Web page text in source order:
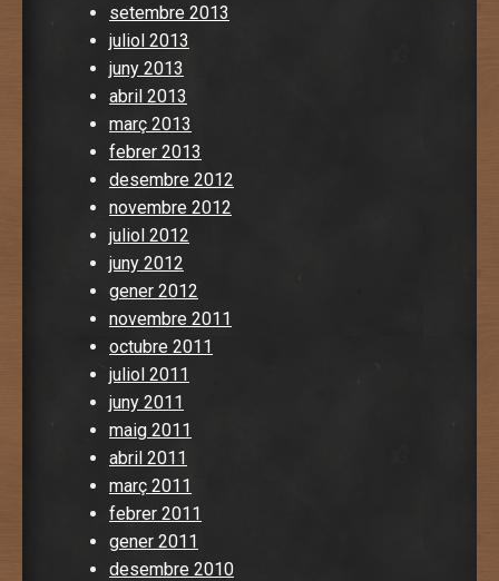
setembre 2013
juliol 2013
juny 2013
abril 2013
març 2013
febrer 2013
desembre 2012
novembre 2012
juliol 2012
juny 2012
gener 2012
novembre 2011
octubre 2011
juliol 2011
juny 2011
maig 2011
abril 2011
març 2011
febrer 2011
gener 2011
desembre 2010